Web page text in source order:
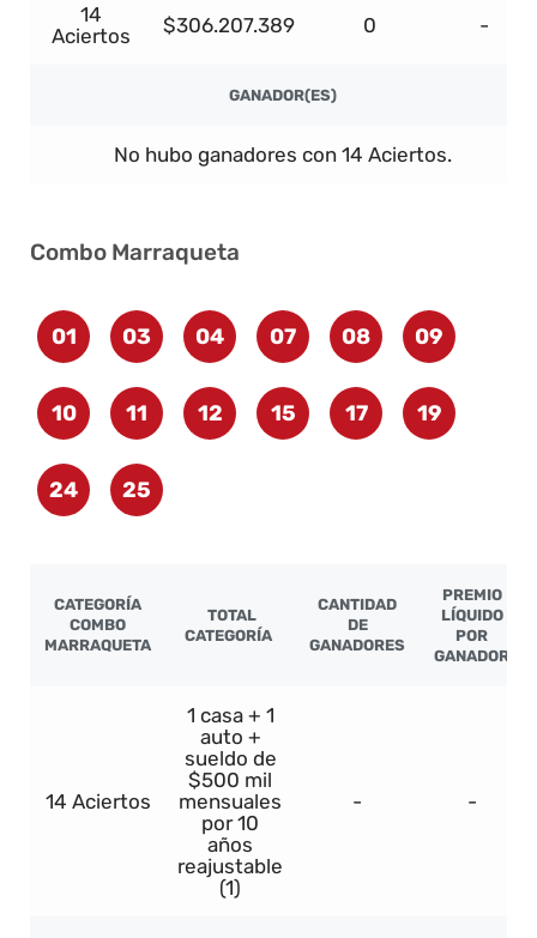
14
Aciertos
$306.207.389 0 -
GANADOR(ES)
No hubo ganadores con 14 Aciertos.
Combo Marraqueta
01 03 04 07 08 09
10 11 12 15 17 19
24 25
CATEGORÍA
COMBO
MARRAQUETA
TOTAL
CATEGORÍA
CANTIDAD
DE
GANADORES
PREMIO
LÍQUIDO
POR
GANADOR
14 Aciertos
1 casa + 1
auto +
sueldo de
$500 mil
mensuales
por 10
años
reajustable
(1)
- -